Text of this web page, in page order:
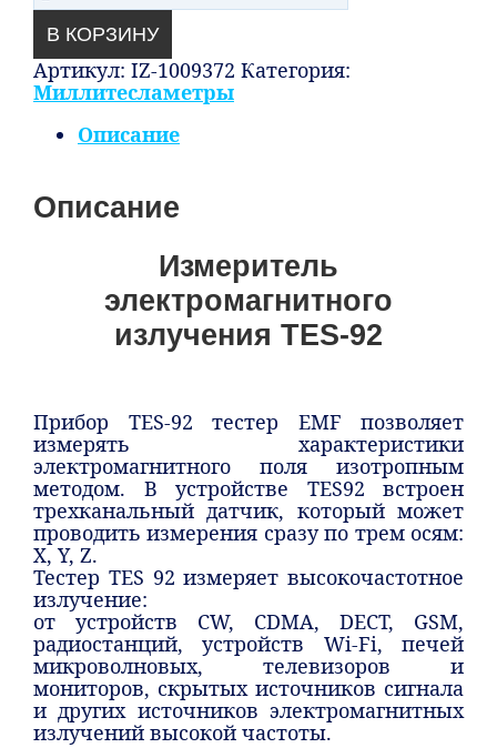
В КОРЗИНУ
Артикул: IZ-1009372 Категория:
Миллитесламетры
Описание
Описание
Измеритель
электромагнитного
излучения TES-92
Прибор TES-92 тестер EMF позволяет
измерять характеристики
электромагнитного поля изотропным
методом. В устройстве TES92 встроен
трехканальный датчик, который может
проводить измерения сразу по трем осям:
X, Y, Z.
Тестер TES 92 измеряет высокочастотное
излучение:
от устройств CW, CDMA, DECT, GSM,
радиостанций, устройств Wi-Fi, печей
микроволновых, телевизоров и
мониторов, скрытых источников сигнала
и других источников электромагнитных
излучений высокой частоты.